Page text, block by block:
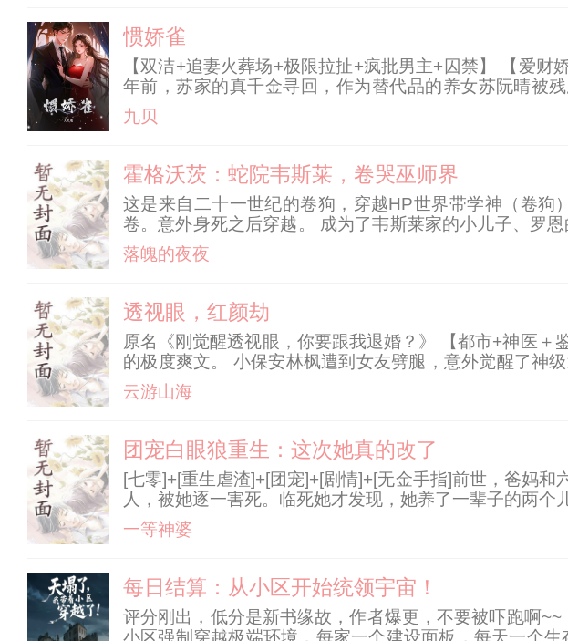
惯娇雀
【双洁+追妻火葬场+极限拉扯+疯批男主+囚禁】 【爱财
年前，苏家的真千金寻回，作为替代品的养女苏阮晴被
草，却没想到是下一个深渊。 车、房、钱，要什么给什
九贝
霍格沃茨：蛇院韦斯莱，卷哭巫师界
这是来自二十一世纪的卷狗，穿越HP世界带学神（卷
卷。意外身死之后穿越。 成为了韦斯莱家的小儿子、罗
心认可自己是家庭的一员。 想到家人可能在伏地魔的威
资源有限，限制了特里斯的
落魄的夜夜
透视眼，红颜劫
原名《刚觉醒透视眼，你要跟我退婚？》 【都市+神医
的极度爽文。 小保安林枫遭到女友劈腿，意外觉醒了神
拜倒在了林枫的牛仔裤下。 他获得三易之首《连山易》
中。 国宝帮收编、老九门
云游山海
团宠白眼狼重生：这次她真的改了
[七零]+[重生虐渣]+[团宠]+[剧情]+[无金手指]前世，爸妈
人，被她逐一害死。临死她才发现，她养了一辈子的两
斗一生，渣男和表妹坐享成果。重生归来，她真改了。谁
一等神婆
每日结算：从小区开始统领宇宙！
评分刚出，低分是新书缘故，作者爆更，不要被吓跑啊
小区强制穿越极端环境，每家一个建设面板，每天一个